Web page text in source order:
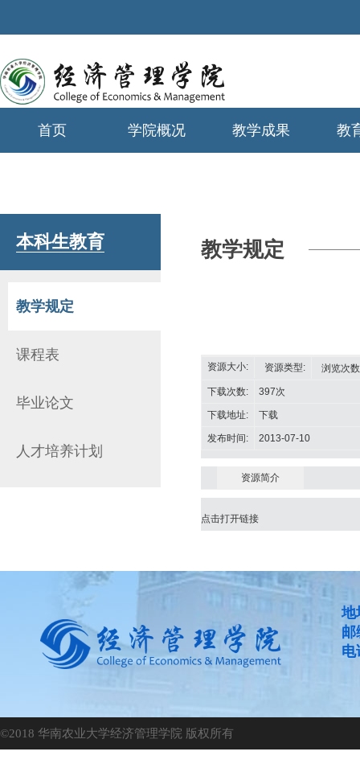
首页 学院概况 教学成果 教
本科生教育
教学规定
课程表
毕业论文
人才培养计划
教学规定
资源大小: 资源类型: 浏览次
下载次数: 397次
下载地址: 下载
发布时间: 2013-07-10
资源简介
点击打开链接
地
邮
电
©2018 华南农业大学经济管理学院 版权所有